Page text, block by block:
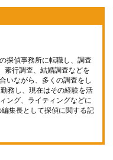
探偵事務所に転職し、調査
素行調査、結婚調査などを
いながら、多くの調査をし
務し、現在はその経験を活
ング、ライティングなどに
集長として探偵に関する記